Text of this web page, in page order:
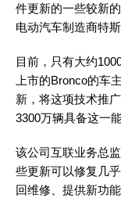
件更新的一些较新
电动汽车制造商特斯
目前，只有大约
上市的Bronco的车
新，将这项技术推
3300万辆具备这一
该公司互联业务总
些更新可以修复几
回维修、提供新功